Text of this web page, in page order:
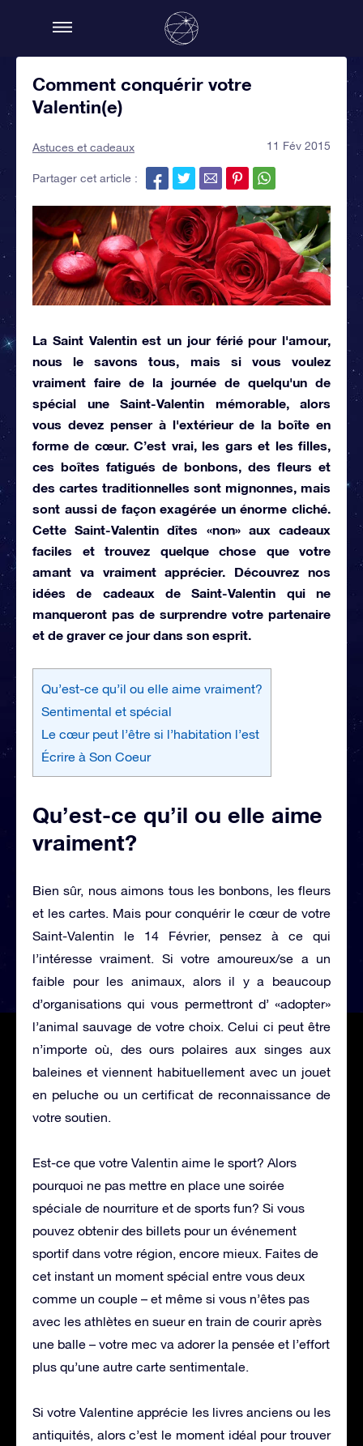
Comment conquérir votre
Valentin(e)
Astuces et cadeaux 11 Fév 2015
Partager cet article :
La Saint Valentin est un jour férié pour l'amour,
nous le savons tous, mais si vous voulez
vraiment faire de la journée de quelqu'un de
spécial une Saint-Valentin mémorable, alors
vous devez penser à l'extérieur de la boîte en
forme de cœur. C’est vrai, les gars et les filles,
ces boîtes fatigués de bonbons, des fleurs et
des cartes traditionnelles sont mignonnes, mais
sont aussi de façon exagérée un énorme cliché.
Cette Saint-Valentin dîtes «non» aux cadeaux
faciles et trouvez quelque chose que votre
amant va vraiment apprécier. Découvrez nos
idées de cadeaux de Saint-Valentin qui ne
manqueront pas de surprendre votre partenaire
et de graver ce jour dans son esprit.
Qu’est-ce qu’il ou elle aime vraiment?
Sentimental et spécial
Le cœur peut l’être si l’habitation l’est
Écrire à Son Coeur
Qu’est-ce qu’il ou elle aime
vraiment?
Bien sûr, nous aimons tous les bonbons, les fleurs
et les cartes. Mais pour conquérir le cœur de votre
Saint-Valentin le 14 Février, pensez à ce qui
l’intéresse vraiment. Si votre amoureux/se a un
faible pour les animaux, alors il y a beaucoup
d’organisations qui vous permettront d’ «adopter»
l’animal sauvage de votre choix. Celui ci peut être
n’importe où, des ours polaires aux singes aux
baleines et viennent habituellement avec un jouet
en peluche ou un certificat de reconnaissance de
votre soutien.
Est-ce que votre Valentin aime le sport? Alors
pourquoi ne pas mettre en place une soirée
spéciale de nourriture et de sports fun? Si vous
pouvez obtenir des billets pour un événement
sportif dans votre région, encore mieux. Faites de
cet instant un moment spécial entre vous deux
comme un couple – et même si vous n’êtes pas
avec les athlètes en sueur en train de courir après
une balle – votre mec va adorer la pensée et l’effort
plus qu’une autre carte sentimentale.
Si votre Valentine apprécie les livres anciens ou les
antiquités, alors c’est le moment idéal pour trouver